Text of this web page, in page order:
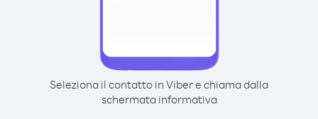
Seleziona il contatto in Viber e chiama dalla
schermata informativa